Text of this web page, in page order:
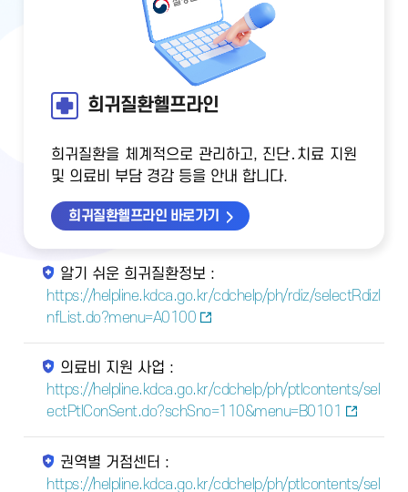
희귀질환헬프라인
희귀질환을 체계적으로 관리하고, 진단․치료 지원
및 의료비 부담 경감 등을 안내 합니다.
희귀질환헬프라인 바로가기
알기 쉬운 희귀질환정보 :
https://helpline.kdca.go.kr/cdchelp/ph/rdiz/selectRdizI
nfList.do?menu=A0100
의료비 지원 사업 :
https://helpline.kdca.go.kr/cdchelp/ph/ptlcontents/sel
ectPtlConSent.do?schSno=110&menu=B0101
권역별 거점센터 :
https://helpline.kdca.go.kr/cdchelp/ph/ptlcontents/sel